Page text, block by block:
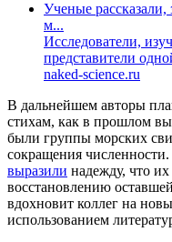
Ученые рассказали,
м...
Исследователи,
представители
naked-science.ru
В дальнейшем авторы
стихам, как в прошлом
были группы морских
сокращения
выразили надежду, что их
восстановлению
вдохновит коллег на
использованием